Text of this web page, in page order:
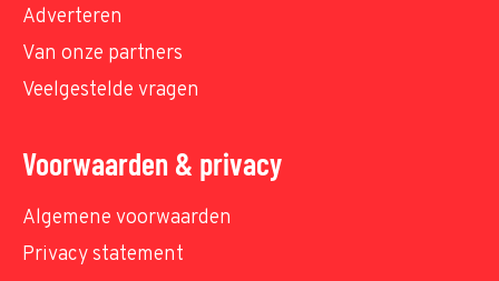
Adverteren
Van onze partners
Veelgestelde vragen
Voorwaarden & privacy
Algemene voorwaarden
Privacy statement